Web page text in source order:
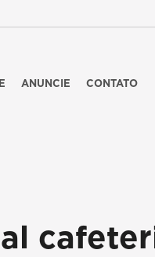
ANUNCIE CONTATO